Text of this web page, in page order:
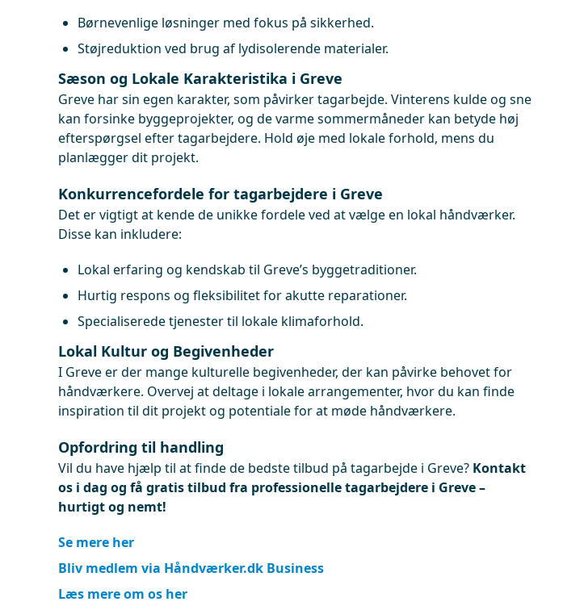
Børnevenlige løsninger med fokus på sikkerhed.
Støjreduktion ved brug af lydisolerende materialer.
Sæson og Lokale Karakteristika i Greve
Greve har sin egen karakter, som påvirker tagarbejde. Vinterens kulde og sne
kan forsinke byggeprojekter, og de varme sommermåneder kan betyde høj
efterspørgsel efter tagarbejdere. Hold øje med lokale forhold, mens du
planlægger dit projekt.
Konkurrencefordele for tagarbejdere i Greve
Det er vigtigt at kende de unikke fordele ved at vælge en lokal håndværker.
Disse kan inkludere:
Lokal erfaring og kendskab til Greve’s byggetraditioner.
Hurtig respons og fleksibilitet for akutte reparationer.
Specialiserede tjenester til lokale klimaforhold.
Lokal Kultur og Begivenheder
I Greve er der mange kulturelle begivenheder, der kan påvirke behovet for
håndværkere. Overvej at deltage i lokale arrangementer, hvor du kan finde
inspiration til dit projekt og potentiale for at møde håndværkere.
Opfordring til handling
Vil du have hjælp til at finde de bedste tilbud på tagarbejde i Greve? Kontakt
os i dag og få gratis tilbud fra professionelle tagarbejdere i Greve –
hurtigt og nemt!
Se mere her
Bliv medlem via Håndværker.dk Business
Læs mere om os her